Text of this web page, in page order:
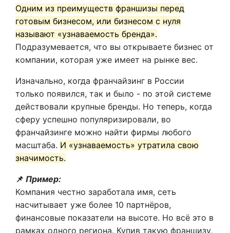
Одним из преимуществ франшизы перед
готовым бизнесом, или бизнесом с нуля
называют «узнаваемость бренда».
Подразумевается, что вы открываете бизнес от
компании, которая уже имеет на рынке вес.
Изначально, когда франчайзинг в России
только появился, так и было - по этой системе
действовали крупные бренды. Но теперь, когда
сферу успешно популяризировали, во
франчайзинге можно найти фирмы любого
масштаба. И «узнаваемость» утратила свою
значимость.
📌 Пример:
Компания честно заработала имя, сеть
насчитывает уже более 10 партнёров,
финансовые показатели на высоте. Но всё это в
рамках одного региона. Купив такую франшизу,